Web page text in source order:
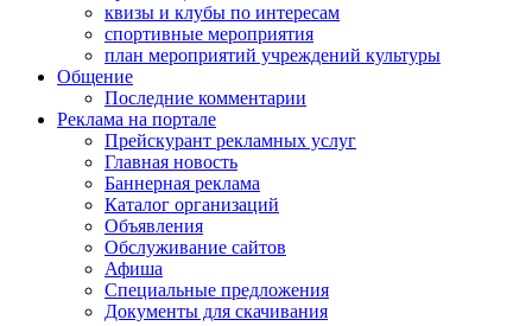
квизы и клубы по интересам
спортивные мероприятия
план мероприятий учреждений культуры
Общение
Последние комментарии
Реклама на портале
Прейскурант рекламных услуг
Главная новость
Баннерная реклама
Каталог организаций
Объявления
Обслуживание сайтов
Афиша
Специальные предложения
Документы для скачивания